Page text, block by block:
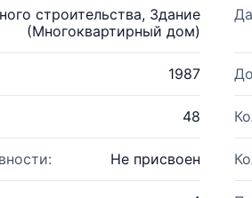
строительства, Здание
(Многоквартирный дом)
1987
48
Не присвоен